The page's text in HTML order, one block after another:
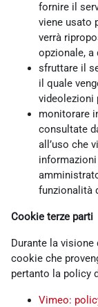
fornire il
viene usato
verrà
opzionale, a
sfruttare il
il quale
videolezioni
monitorare
consultate
all’uso che
funzionalità
Cookie terze parti
Durante la
cookie che
pertanto la policy
Vimeo: